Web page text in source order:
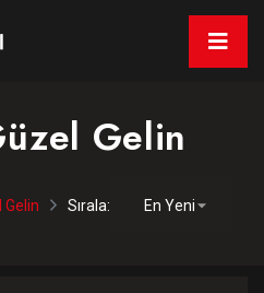
Gelin
Gelin Sırala: